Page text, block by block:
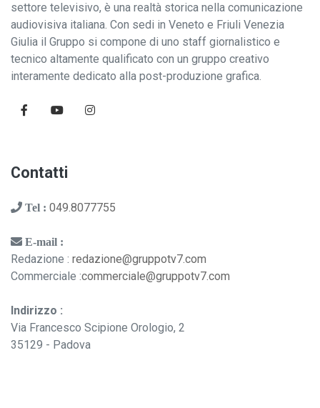
settore televisivo, è una realtà storica nella comunicazione
audiovisiva italiana. Con sedi in Veneto e Friuli Venezia
Giulia il Gruppo si compone di uno staff giornalistico e
tecnico altamente qualificato con un gruppo creativo
interamente dedicato alla post-produzione grafica.
Contatti
Tel : 049.8077755
E-mail :
Redazione : redazione@gruppotv7.com
Commerciale :commerciale@gruppotv7.com
Indirizzo :
Via Francesco Scipione Orologio, 2
35129 - Padova